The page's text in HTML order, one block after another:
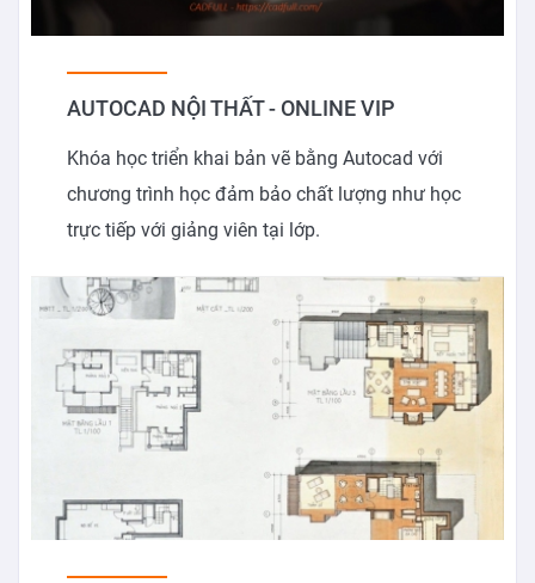
AUTOCAD NỘI THẤT - ONLINE VIP
Khóa học triển khai bản vẽ bằng Autocad với
chương trình học đảm bảo chất lượng như học
trực tiếp với giảng viên tại lớp.